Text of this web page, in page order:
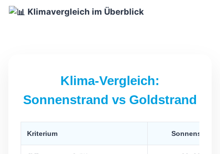
Klimavergleich im Überblick
Klima-Vergleich:
Sonnenstrand vs Goldstrand
Kriterium Sonnenstrand